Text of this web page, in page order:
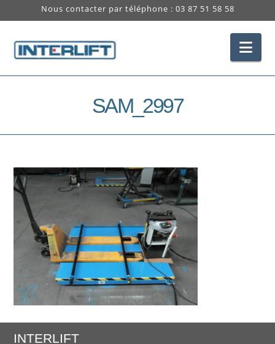
Nous contacter par téléphone : 03 87 51 58 58
SAM_2997
INTERLIFT